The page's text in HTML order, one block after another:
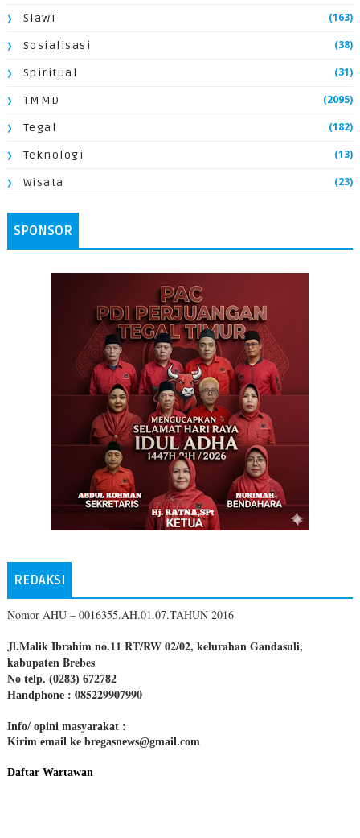
Slawi (163)
Sosialisasi (38)
Spiritual (31)
TMMD (2095)
Tegal (182)
Teknologi (13)
Wisata (23)
SPONSOR
REDAKSI
Nomor AHU – 0016355.AH.01.07.TAHUN 2016
Jl.Malik Ibrahim no.11 RT/RW 02/02, kelurahan Gandasuli,
kabupaten Brebes
No telp. (0283) 672782
Handphone : 085229907990
Info/ opini masyarakat :
Kirim email ke bregasnews@gmail.com
Daftar Wartawan